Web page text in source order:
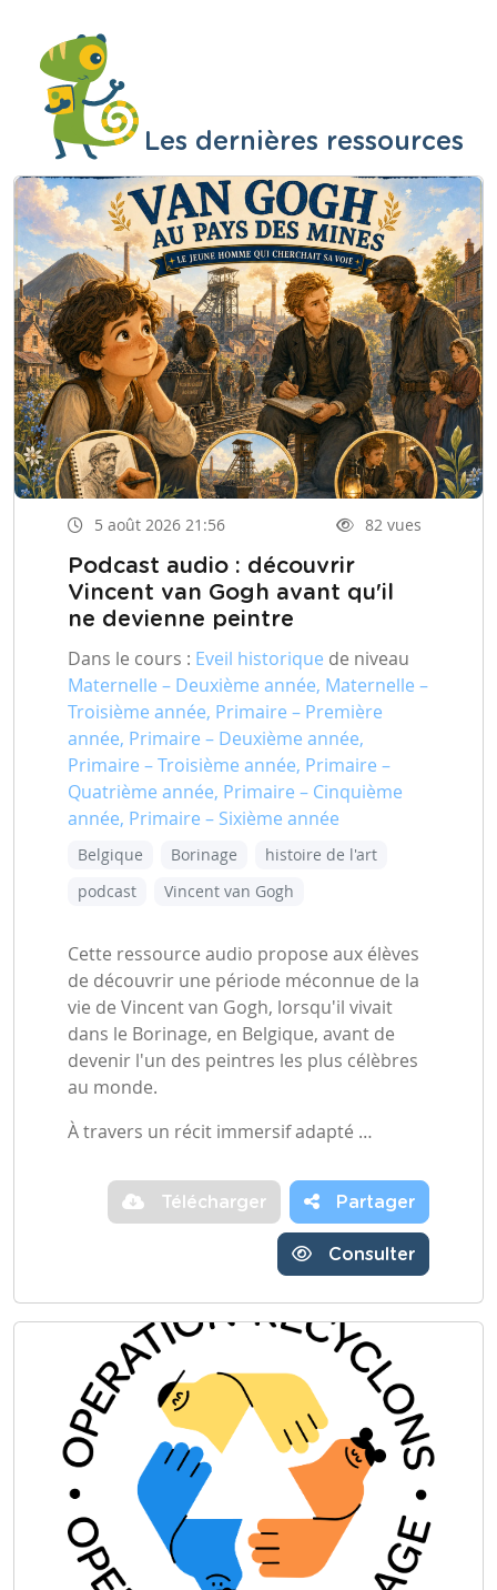
Les dernières ressources
5 août 2026 21:56 82 vues
Podcast audio : découvrir
Vincent van Gogh avant qu'il
ne devienne peintre
Dans le cours : Eveil historique de niveau
Maternelle – Deuxième année, Maternelle –
Troisième année, Primaire – Première
année, Primaire – Deuxième année,
Primaire – Troisième année, Primaire –
Quatrième année, Primaire – Cinquième
année, Primaire – Sixième année
Belgique Borinage
histoire de l'art
podcast
Vincent van Gogh
Cette ressource audio propose aux élèves
de découvrir une période méconnue de la
vie de Vincent van Gogh, lorsqu'il vivait
dans le Borinage, en Belgique, avant de
devenir l'un des peintres les plus célèbres
au monde.
À travers un récit immersif adapté …
Télécharger Partager
Consulter